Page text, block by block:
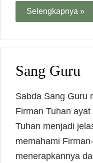
Selengkapnya »
Sang Guru
Sabda Sang Guru
Firman Tuhan
Tuhan menjadi
memahami
menerapkannya